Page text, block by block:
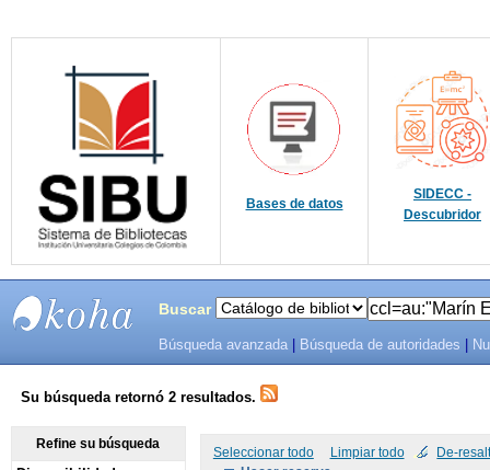
Bases de datos
SIDECC -
Descubridor
SISTEMAS
DE
Buscar
Búsqueda avanzada Búsqueda de autoridades
Su búsqueda retornó 2 resultados.
Seleccionar todo Limpiar todo De-
Refine su búsqueda